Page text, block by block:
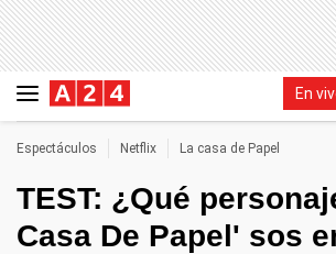
En
Espectáculos Netflix La casa de Papel
TEST: ¿Qué
Casa De Papel' sos